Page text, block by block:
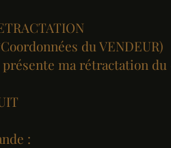
du VENDEUR)
présente ma rétractation
: